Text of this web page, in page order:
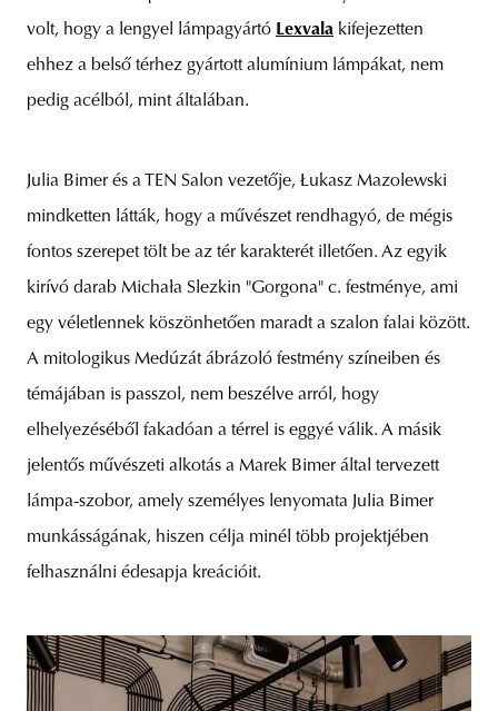
volt, hogy a lengyel lámpagyártó Lexvala kifejezetten
ehhez a belső térhez gyártott alumínium lámpákat, nem
pedig acélból, mint általában.
Julia Bimer és a TEN Salon vezetője, Łukasz Mazolewski
mindketten látták, hogy a művészet rendhagyó, de mégis
fontos szerepet tölt be az tér karakterét illetően. Az egyik
kirívó darab Michała Slezkin "Gorgona" c. festménye, ami
egy véletlennek köszönhetően maradt a szalon falai között.
A mitologikus Medúzát ábrázoló festmény színeiben és
témájában is passzol, nem beszélve arról, hogy
elhelyezéséből fakadóan a térrel is eggyé válik. A másik
jelentős művészeti alkotás a Marek Bimer által tervezett
lámpa-szobor, amely személyes lenyomata Julia Bimer
munkásságának, hiszen célja minél több projektjében
felhasználni édesapja kreációit.